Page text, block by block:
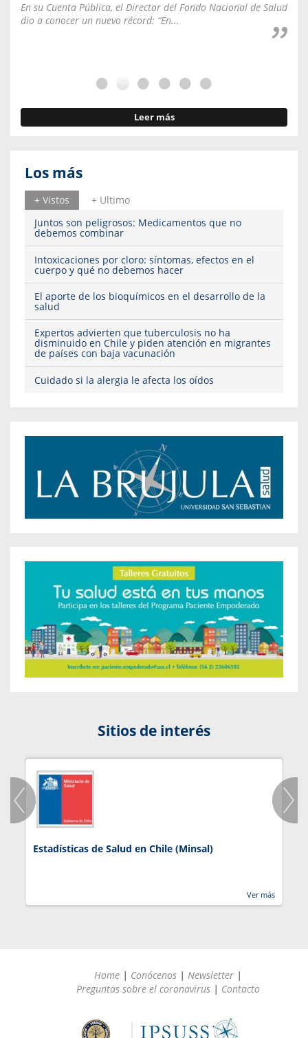
En su Cuenta Pública, el Director del Fondo Nacional de Salud
dio a conocer un nuevo récord: “En...
Leer más
Los más
+ Vistos
+ Ultimo
Juntos son peligrosos: Medicamentos que no
debemos combinar
Intoxicaciones por cloro: síntomas, efectos en el
cuerpo y qué no debemos hacer
El aporte de los bioquímicos en el desarrollo de la
salud
Expertos advierten que tuberculosis no ha
disminuido en Chile y piden atención en migrantes
de países con baja vacunación
Cuidado si la alergia le afecta los oídos
Sitios de interés
Estadísticas de Salud en Chile (Minsal)
Ver más
Home | Conócenos | Newsletter |
Preguntas sobre el coronavirus | Contacto